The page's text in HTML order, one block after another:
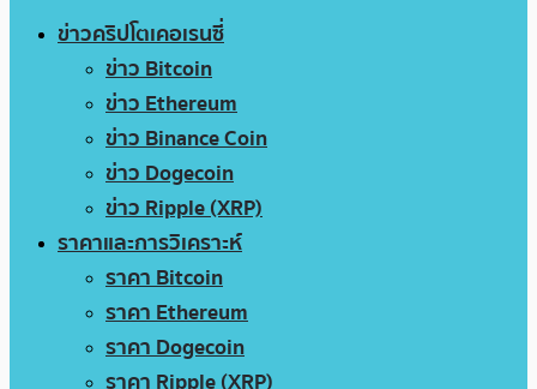
ข่าวคริปโตเคอเรนซี่
ข่าว Bitcoin
ข่าว Ethereum
ข่าว Binance Coin
ข่าว Dogecoin
ข่าว Ripple (XRP)
ราคาและการวิเคราะห์
ราคา Bitcoin
ราคา Ethereum
ราคา Dogecoin